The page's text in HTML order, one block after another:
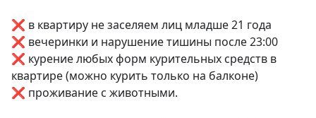
❌ в квартиру не заселяем лиц младше 21 года
❌ вечеринки и нарушение тишины после 23:00
❌ курение любых форм курительных средств в
квартире (можно курить только на балконе)
❌ проживание с животными.